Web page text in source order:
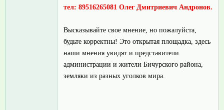
тел: 89516265081 Олег Дмитриевич Андронов.
Высказывайте свое мнение, но пожалуйста,
будьте корректны! Это открытая площадка, здесь
наши мнения увидят и представители
администрации и жители Бичурского района,
земляки из разных уголков мира.